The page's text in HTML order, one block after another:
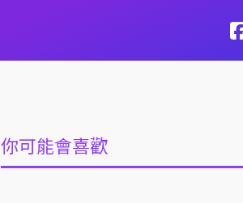
你可能會喜歡